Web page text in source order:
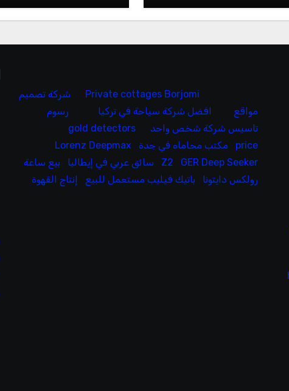
Private cottages Borjomi
شركة تصميم
مواقع
افضل شركة سياحة في تركيا
رسوم
تاسيس شركة شخص واحد
gold detectors
price
مكتب محاماه في جدة
Lorenz Deepmax
Z2
GER Deep Seeker سائق عربي في إيطاليا
بيع ساعة
رولكس دايتونا
باتيك فيليب مستعمل للبيع إنتاج القهوة